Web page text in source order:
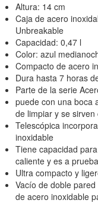
Altura: 14 cm
Caja de acero
Unbreakable
Capacidad: 0,47 l
Color: azul
Compacto de acero
Dura hasta 7 horas
Parte de la serie
puede con una boca
de limpiar y se
Telescópica
inoxidable
Tiene capacidad
caliente y es a
Ultra compacto y
Vacío de doble
de acero inoxidable